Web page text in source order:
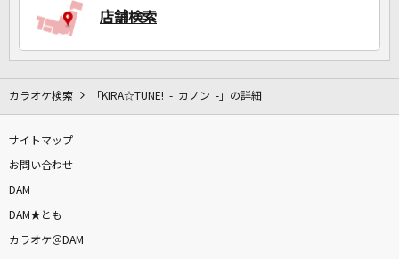
店舗検索
カラオケ検索 「KIRA☆TUNE! - カノン -」の詳細
サイトマップ
お問い合わせ
DAM
DAM★とも
カラオケ＠DAM